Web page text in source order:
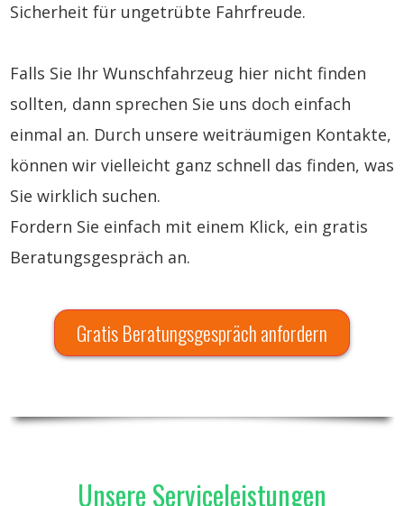
Sicherheit für ungetrübte Fahrfreude.
Falls Sie Ihr Wunschfahrzeug hier nicht finden
sollten, dann sprechen Sie uns doch einfach
einmal an. Durch unsere weiträumigen Kontakte,
können wir vielleicht ganz schnell das finden, was
Sie wirklich suchen.
Fordern Sie einfach mit einem Klick, ein gratis
Beratungsgespräch an.
Gratis Beratungsgespräch anfordern
Unsere Serviceleistungen